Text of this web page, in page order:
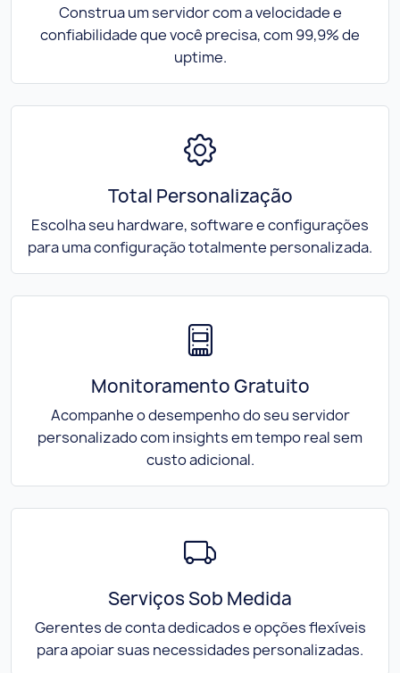
Construa um servidor com a velocidade e
confiabilidade que você precisa, com 99,9% de
uptime.
Total Personalização
Escolha seu hardware, software e configurações
para uma configuração totalmente personalizada.
Monitoramento Gratuito
Acompanhe o desempenho do seu servidor
personalizado com insights em tempo real sem
custo adicional.
Serviços Sob Medida
Gerentes de conta dedicados e opções flexíveis
para apoiar suas necessidades personalizadas.